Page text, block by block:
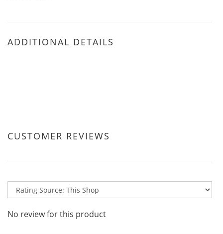
ADDITIONAL DETAILS
CUSTOMER REVIEWS
No review for this product